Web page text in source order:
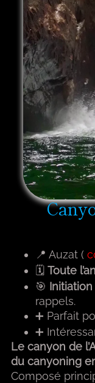
📍 Auzat (
🗓 Toute
🎯
rappels.
➕ Parfait
➕
Le canyon de
du canyoning
Composé